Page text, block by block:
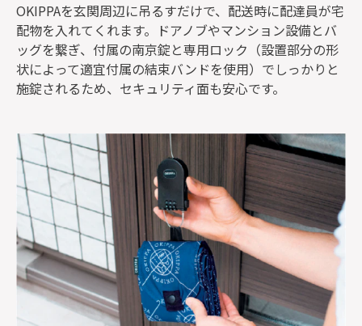
OKIPPAを玄関周辺に吊るすだけで、配送時に配達員が宅
配物を入れてくれます。ドアノブやマンション設備とバ
ッグを繋ぎ、付属の南京錠と専用ロック（設置部分の形
状によって適宜付属の結束バンドを使用）でしっかりと
施錠されるため、セキュリティ面も安心です。